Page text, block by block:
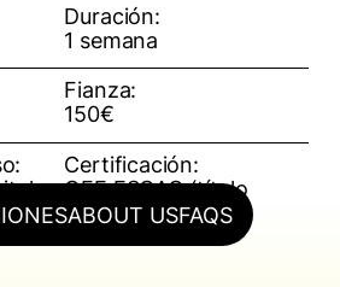
ABOUT USFAQS
Duración:
1 semana
Fianza:
150€
Certificación:
OFF ESCAC (título
propio)